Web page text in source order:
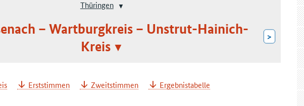
Thüringen
– Wartburgkreis – Unstrut-Hainich-
Kreis
>
Erststimmen Zweitstimmen Ergebnistabelle